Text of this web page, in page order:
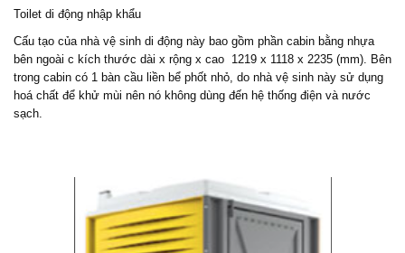
Toilet di động nhập khẩu
Cấu tạo của nhà vệ sinh di động này bao gồm phần cabin bằng nhựa
bên ngoài c kích thước dài x rộng x cao 1219 x 1118 x 2235 (mm). Bên
trong cabin có 1 bàn cầu liền bể phốt nhỏ, do nhà vệ sinh này sử dụng
hoá chất để khử mùi nên nó không dùng đến hệ thống điện và nước
sạch.